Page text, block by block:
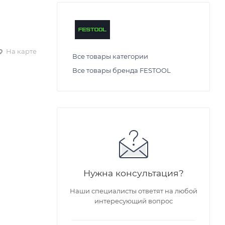
На карте
Все товары категории
Все товары бренда FESTOOL
Нужна консультация?
Наши специалисты ответят на любой
интересующий вопрос